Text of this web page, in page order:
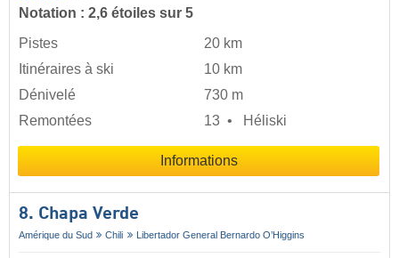
Notation : 2,6 étoiles sur 5
Pistes
20 km
Itinéraires à ski
10 km
Dénivelé
730 m
Remontées
13 Héliski
Informations
8. Chapa Verde
Amérique du Sud Chili Libertador General Bernardo O’Higgins